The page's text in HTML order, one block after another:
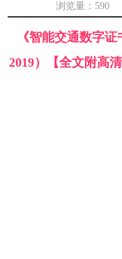
浏览量： 590
《智能交通数字
2019）【全文附高